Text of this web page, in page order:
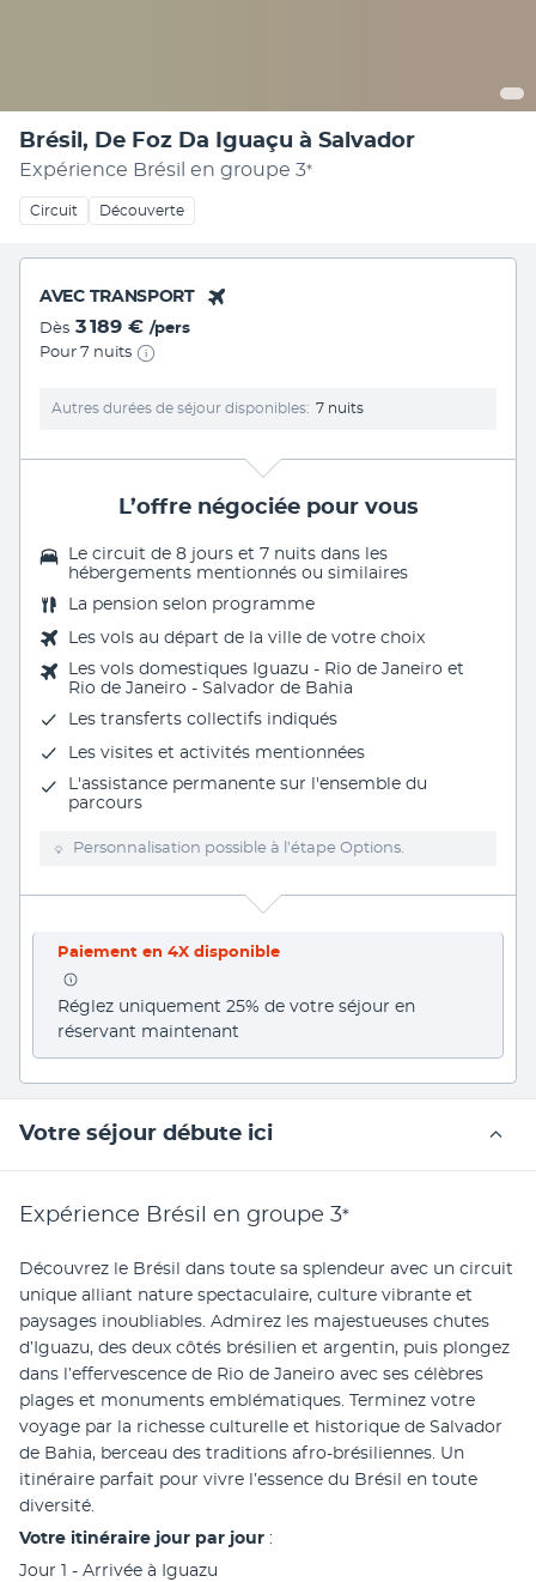
Brésil, De Foz Da Iguaçu à Salvador
Expérience Brésil en groupe 3*
Circuit Découverte
AVEC TRANSPORT
Dès 3 189 € /pers
Pour 7 nuits
Autres durées de séjour disponibles 7 nuits
L’offre négociée pour vous
Le circuit de 8 jours et 7 nuits dans les
hébergements mentionnés ou similaires
La pension selon programme
Les vols au départ de la ville de votre choix
Les vols domestiques Iguazu - Rio de Janeiro et
Rio de Janeiro - Salvador de Bahia
Les transferts collectifs indiqués
Les visites et activités mentionnées
L'assistance permanente sur l'ensemble du
parcours
Personnalisation possible à l’étape Options.
Paiement en 4X disponible
Réglez uniquement 25% de votre séjour en
réservant maintenant
Votre séjour débute ici
Expérience Brésil en groupe 3*
Découvrez le Brésil dans toute sa splendeur avec un circuit
unique alliant nature spectaculaire, culture vibrante et
paysages inoubliables. Admirez les majestueuses chutes
d’Iguazu, des deux côtés brésilien et argentin, puis plongez
dans l’effervescence de Rio de Janeiro avec ses célèbres
plages et monuments emblématiques. Terminez votre
voyage par la richesse culturelle et historique de Salvador
de Bahia, berceau des traditions afro-brésiliennes. Un
itinéraire parfait pour vivre l’essence du Brésil en toute
diversité.
Votre itinéraire jour par jour :
Jour 1 - Arrivée à Iguazu